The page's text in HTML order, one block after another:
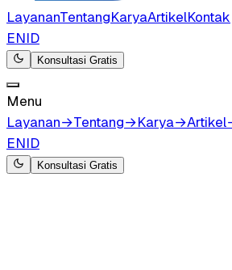
LayananTentangKaryaArtikelKontak
ENID
Konsultasi Gratis
Menu
Layanan→Tentang→Karya→Artikel
ENID
Konsultasi Gratis